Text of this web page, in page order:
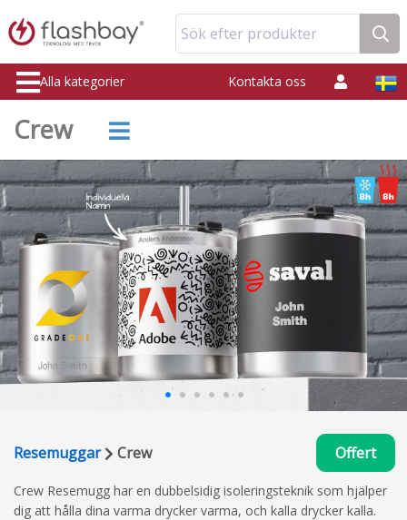
Sök efter produkter
Alla kategorier Kontakta oss
Crew
Resemuggar Crew Offert
Crew Resemugg har en dubbelsidig isoleringsteknik som hjälper
dig att hålla dina varma drycker varma, och kalla drycker kalla.